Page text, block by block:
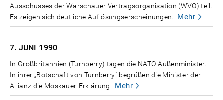
Ausschusses der Warschauer Vertragsorganisation (WVO) teil.
Es zeigen sich deutliche Auflösungserscheinungen.
Mehr
7. JUNI 1990
In Großbritannien (Turnberry) tagen die NATO-Außenminister.
In ihrer „Botschaft von Turnberry" begrüßen die Minister der
Allianz die Moskauer-Erklärung.
Mehr